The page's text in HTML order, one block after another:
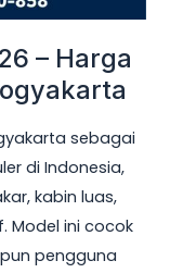
– Harga
sebagai
di Indonesia,
kabin luas,
Model ini cocok
pengguna